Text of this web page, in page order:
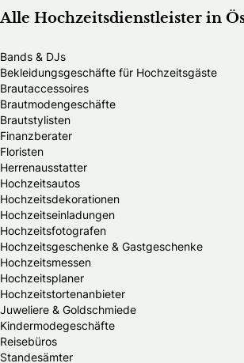
Alle Hochzeitsdienstleister in
Bands & DJs
Bekleidungsgeschäfte für Hochzeitsgäste
Brautaccessoires
Brautmodengeschäfte
Brautstylisten
Finanzberater
Floristen
Herrenausstatter
Hochzeitsautos
Hochzeitsdekorationen
Hochzeitseinladungen
Hochzeitsfotografen
Hochzeitsgeschenke & Gastgeschenke
Hochzeitsmessen
Hochzeitsplaner
Hochzeitstortenanbieter
Juweliere & Goldschmiede
Kindermodegeschäfte
Reisebüros
Standesämter